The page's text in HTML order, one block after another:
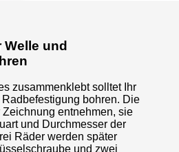
und
zusammenklebt solltet Ihr
bohren. Die
entnehmen, sie
und Durchmesser der
Räder werden später
und zwei